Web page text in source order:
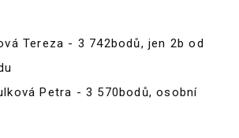
Tereza - 3 742bodů, jen 2b od
Petra - 3 570bodů, osobní